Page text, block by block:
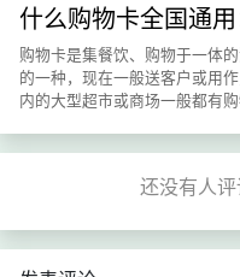
价，现在直接在电影院...
什么购物卡全国通
使用的鸿礼福卡更
购物卡是集餐饮、购物于一体
的一种，现在一般送客户或用
内的大型超市或商场一般都有